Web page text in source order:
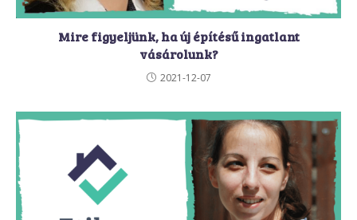
Mire figyeljünk, ha új építésű ingatlant
vásárolunk?
2021-12-07